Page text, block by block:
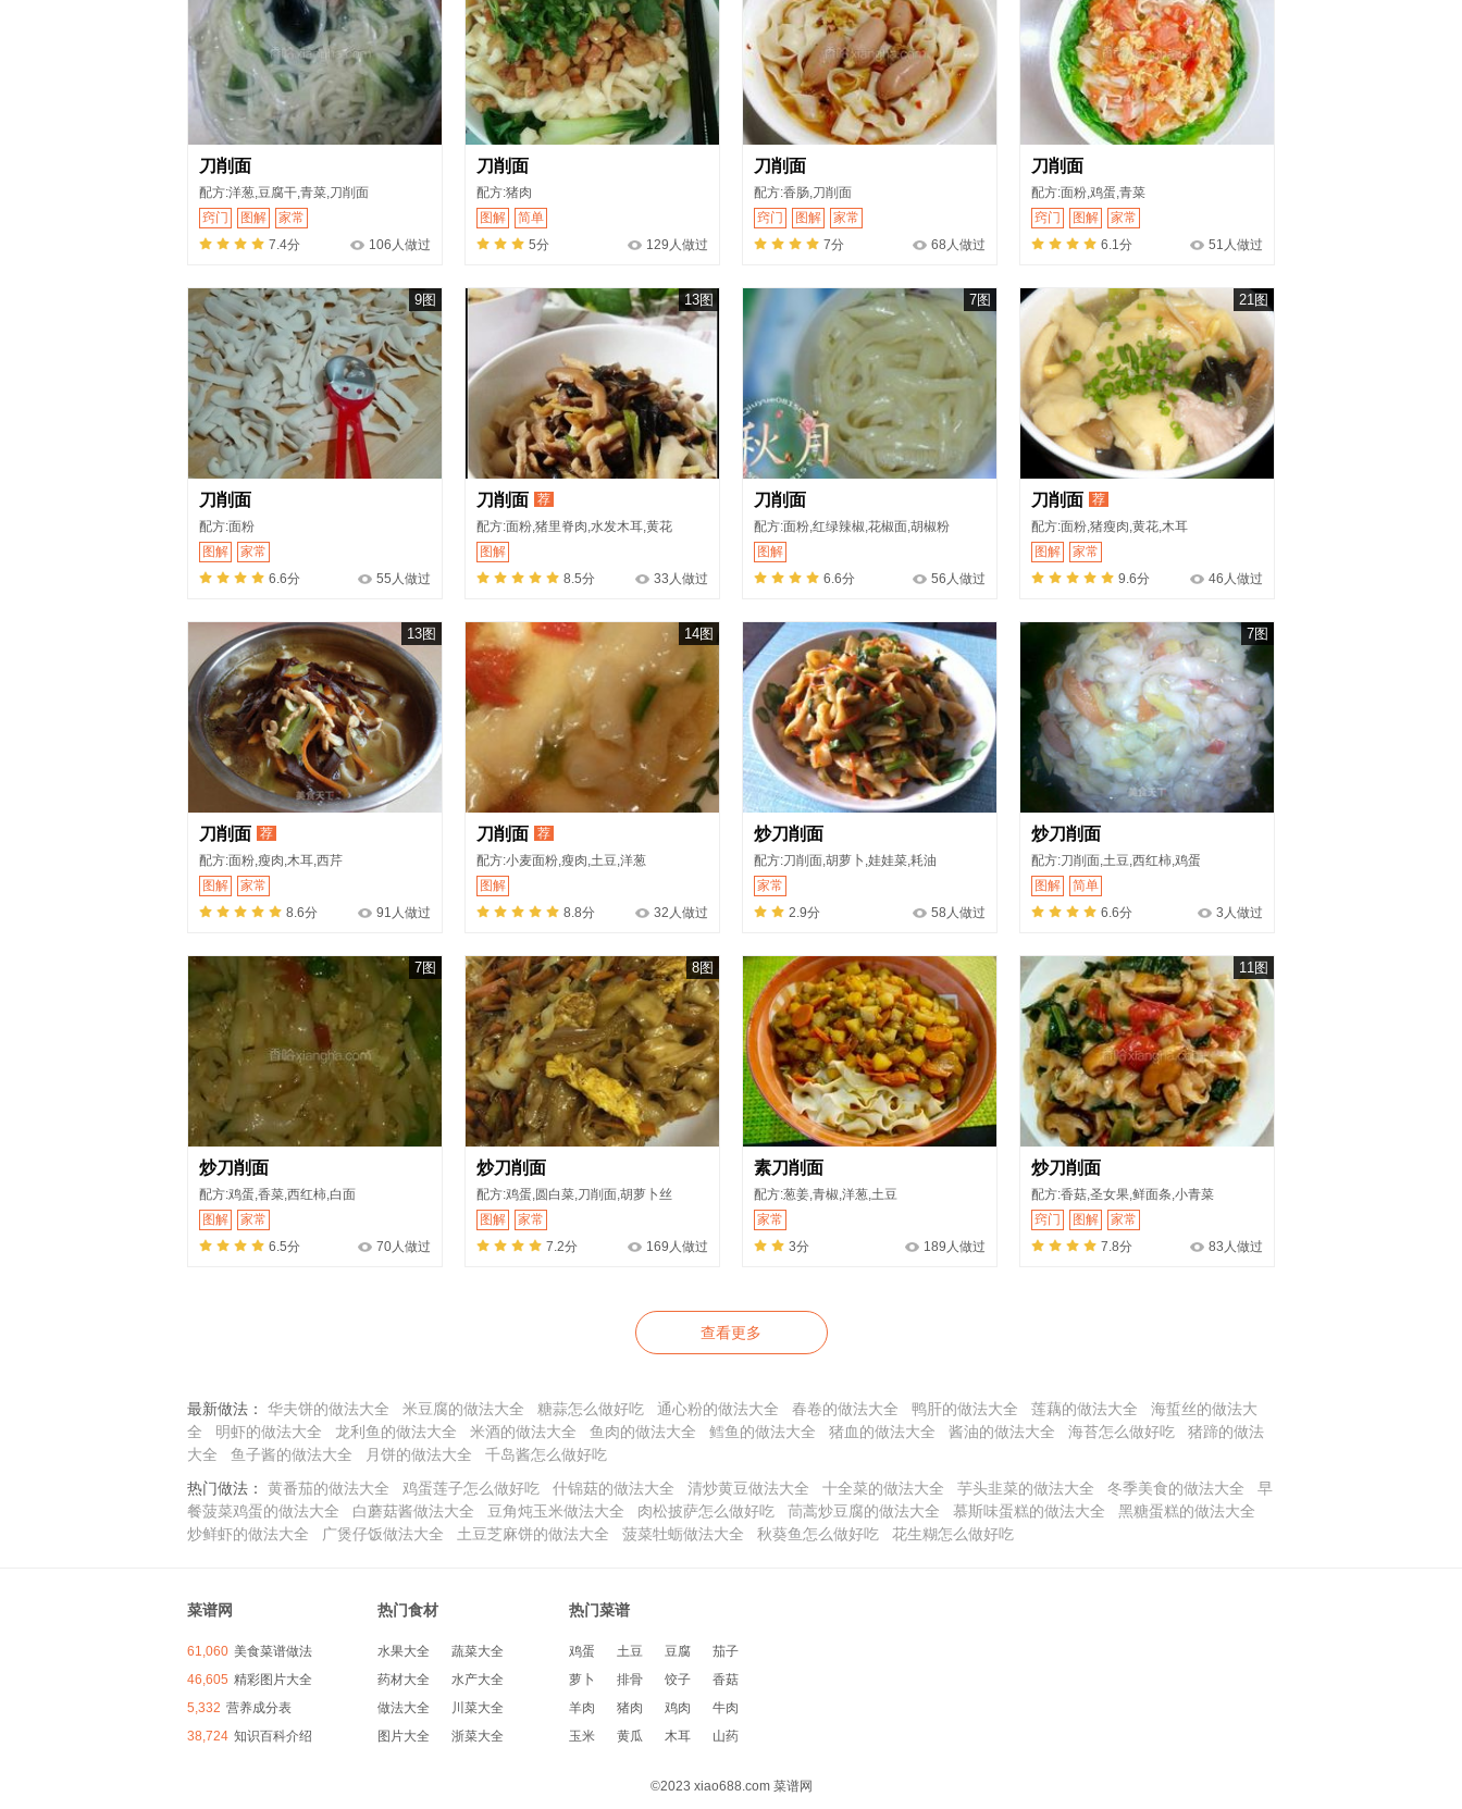
刀削面
配方:洋葱,豆腐干,青菜,刀削面
窍门
图解
家常
7.4分
106人做过
刀削面
配方:猪肉
图解
简单
5分
129人做过
刀削面
配方:香肠,刀削面
窍门
图解
家常
7分
68人做过
刀削面
配方:面粉,鸡蛋,青菜
窍门
图解
家常
6.1分
51人做过
9图
刀削面
配方:面粉
图解
家常
6.6分
55人做过
13图
刀削面 荐
配方:面粉,猪里脊肉,水发木耳,黄花
图解
8.5分
33人做过
7图
刀削面
配方:面粉,红绿辣椒,花椒面,胡椒粉
图解
6.6分
56人做过
21图
刀削面 荐
配方:面粉,猪瘦肉,黄花,木耳
图解
家常
9.6分
46人做过
13图
刀削面 荐
配方:面粉,瘦肉,木耳,西芹
图解
家常
8.6分
91人做过
14图
刀削面 荐
配方:小麦面粉,瘦肉,土豆,洋葱
图解
8.8分
32人做过
炒刀削面
配方:刀削面,胡萝卜,娃娃菜,耗油
家常
2.9分
58人做过
7图
炒刀削面
配方:刀削面,土豆,西红柿,鸡蛋
图解
简单
6.6分
3人做过
7图
炒刀削面
配方:鸡蛋,香菜,西红柿,白面
图解
家常
6.5分
70人做过
8图
炒刀削面
配方:鸡蛋,圆白菜,刀削面,胡萝卜丝
图解
家常
7.2分
169人做过
素刀削面
配方:葱姜,青椒,洋葱,土豆
家常
3分
189人做过
11图
炒刀削面
配方:香菇,圣女果,鲜面条,小青菜
窍门
图解
家常
7.8分
83人做过
查看更多
最新做法： 华夫饼的做法大全 米豆腐的做法大全 糖蒜怎么做好吃 通心粉的做法大全 春卷的做法大全 鸭肝的做法大全 莲藕的做法大全
海蜇丝的做法大
全
明虾的做法大全 龙利鱼的做法大全 米酒的做法大全 鱼肉的做法大全 鳕鱼的做法大全 猪血的做法大全 酱油的做法大全 海苔怎么做好吃
猪蹄的做法
大全
鱼子酱的做法大全 月饼的做法大全
千岛酱怎么做好吃
热门做法：
黄番茄的做法大全 鸡蛋莲子怎么做好吃 什锦菇的做法大全 清炒黄豆做法大全 十全菜的做法大全 芋头韭菜的做法大全 冬季美食的做法大全
早
餐菠菜鸡蛋的做法大全
白蘑菇酱做法大全 豆角炖玉米做法大全 肉松披萨怎么做好吃 茼蒿炒豆腐的做法大全 慕斯味蛋糕的做法大全
黑糖蛋糕的做法大全
炒鲜虾的做法大全
广煲仔饭做法大全 土豆芝麻饼的做法大全 菠菜牡蛎做法大全 秋葵鱼怎么做好吃 花生糊怎么做好吃
菜谱网
61,060 美食菜谱做法
46,605 精彩图片大全
5,332 营养成分表
38,724 知识百科介绍
热门食材
水果大全
药材大全
做法大全
图片大全
蔬菜大全
水产大全
川菜大全
浙菜大全
热门菜谱
鸡蛋
萝卜
羊肉
玉米
土豆
排骨
猪肉
黄瓜
豆腐
饺子
鸡肉
木耳
茄子
香菇
牛肉
山药
©2023 xiao688.com 菜谱网